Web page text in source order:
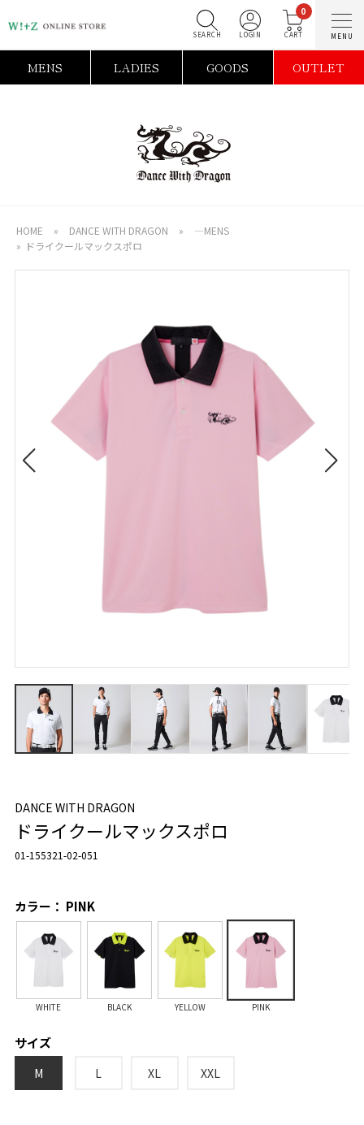
0
MENS LADIES GOODS OUTLET
HOME » DANCE WITH DRAGON »
―MENS
» ドライクールマックスポロ
DANCE WITH DRAGON
ドライクールマックスポロ
01-155321-02-051
カラー： PINK
WHITE BLACK YELLOW PINK
サイズ
M L XL XXL